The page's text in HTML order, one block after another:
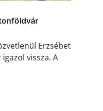
Erzsébet
vissza. A